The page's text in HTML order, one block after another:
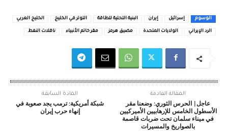
الوسوم إسرائيل إيران البنية التحتية للطاقة التوتر في الخليج الخليج العربي
الرد الإيراني الولايات المتحدة مضيق هرمز مقر خاتم الأنبياء ناقلات النفط
المادة السابقة
شبكة أمريكية: ترمب يجد صعوبة في
إنهاء حرب إيران
المقالة القادمة
عاجل| الحرس الثوري: وضعنا مقر
الأسطول الخامس للإرهابيين الأميركيين
في ميناء سلمان تحت ضربات قاصمة
بالصواريخ والمسيرات